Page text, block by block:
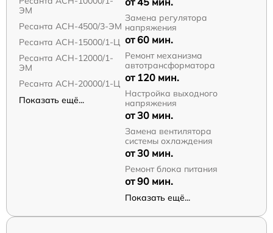
ЭМ
Ресанта АСН-4500/3-ЭМ
Ресанта АСН-15000/1-Ц
Ресанта АСН-12000/1-
ЭМ
Ресанта АСН-20000/1-Ц
Показать ещё...
Замена регулятора
напряжения
от 60 мин.
Ремонт механизма
автотрансформатора
от 120 мин.
Настройка выходного
напряжения
от 30 мин.
Замена вентилятора
системы охлаждения
от 30 мин.
Ремонт блока питания
от 90 мин.
Показать ещё...